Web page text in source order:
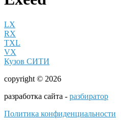
LX
RX
TXL
VX
Кузов СИТИ
copyright © 2026
разработка сайта - разбиратор
Политика конфиденциальности